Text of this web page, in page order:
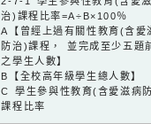
治)課程比率=A÷B×100％
A【曾經上過有關性教育(含愛
防治)課程， 並完成至少五題
之學生人數】
B【全校高年級學生總人數】
C 學生參與性教育(含愛滋病
課程比率